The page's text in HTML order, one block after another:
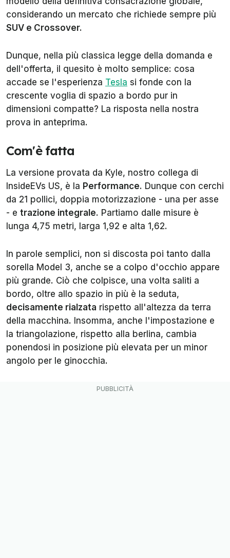
considerando un mercato che richiede sempre più
SUV e Crossover.
Dunque, nella più classica legge della domanda e
dell'offerta, il quesito è molto semplice: cosa
accade se l'esperienza Tesla si fonde con la
crescente voglia di spazio a bordo pur in
dimensioni compatte? La risposta nella nostra
prova in anteprima.
Com'è fatta
La versione provata da Kyle, nostro collega di
InsideEVs US, è la Performance. Dunque con cerchi
da 21 pollici, doppia motorizzazione - una per asse
- e trazione integrale. Partiamo dalle misure è
lunga 4,75 metri, larga 1,92 e alta 1,62.
In parole semplici, non si discosta poi tanto dalla
sorella Model 3, anche se a colpo d'occhio appare
più grande. Ciò che colpisce, una volta saliti a
bordo, oltre allo spazio in più è la seduta,
decisamente rialzata rispetto all'altezza da terra
della macchina. Insomma, anche l'impostazione e
la triangolazione, rispetto alla berlina, cambia
ponendosi in posizione più elevata per un minor
angolo per le ginocchia.